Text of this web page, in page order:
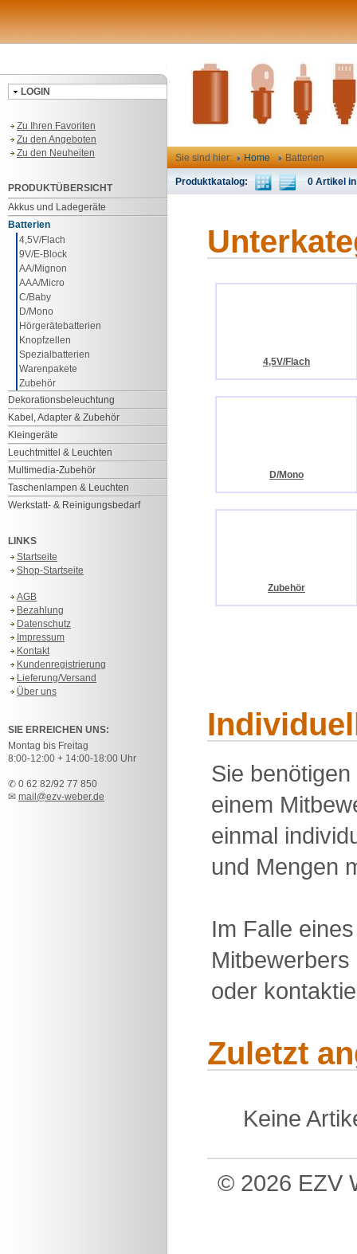
LOGIN
Zu Ihren Favoriten
Zu den Angeboten
Zu den Neuheiten
PRODUKTÜBERSICHT
Akkus und Ladegeräte
Batterien
4,5V/Flach
9V/E-Block
AA/Mignon
AAA/Micro
C/Baby
D/Mono
Hörgerätebatterien
Knopfzellen
Spezialbatterien
Warenpakete
Zubehör
Dekorationsbeleuchtung
Kabel, Adapter & Zubehör
Kleingeräte
Leuchtmittel & Leuchten
Multimedia-Zubehör
Taschenlampen & Leuchten
Werkstatt- & Reinigungsbedarf
LINKS
Startseite
Shop-Startseite
AGB
Bezahlung
Datenschutz
Impressum
Kontakt
Kundenregistrierung
Lieferung/Versand
Über uns
SIE ERREICHEN UNS:
Montag bis Freitag
8:00-12:00 + 14:00-18:00 Uhr
✆ 0 62 82/92 77 850
✉ mail@ezv-weber.de
Sie sind hier: Home Batterien
Produktkatalog: 0 Artikel in
4,5V/Flach
D/Mono
Zubehör
Sie
einem
einmal
und Mengen
Im Falle
oder
Zuletzt
Keine
© 2026 EZV